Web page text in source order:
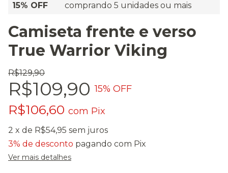
15% OFF
comprando 5 unidades ou mais
Camiseta frente e verso
True Warrior Viking
R$129,90
R$109,90 15% OFF
R$106,60 com Pix
2 x de R$54,95 sem juros
3% de desconto pagando com Pix
Ver mais detalhes